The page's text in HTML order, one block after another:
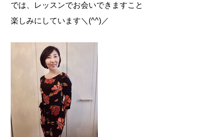
では、レッスンでお会いできますこと
楽しみにしています＼(^^)／